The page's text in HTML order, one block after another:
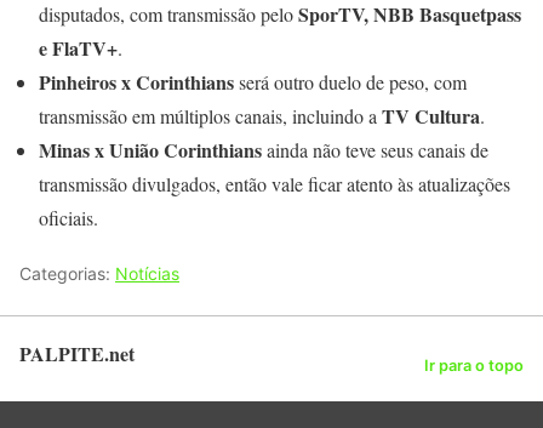
disputados, com transmissão peloSporTV, NBB Basquetpass
e FlaTV+.
Pinheiros x Corinthiansserá outro duelo de peso, com
transmissão em múltiplos canais, incluindo a TV Cultura.
Minas x União Corinthiansainda não teve seus canais de
transmissão divulgados, então vale ficar atento às atualizações
oficiais.
Categorias: Notícias
PALPITE.net Ir para o topo